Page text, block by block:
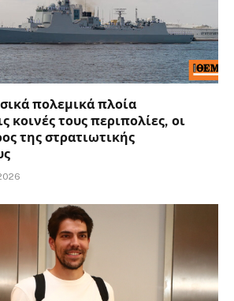
πολεμικά πλοία
κοινές τους περιπολίες, οι
της στρατιωτικής